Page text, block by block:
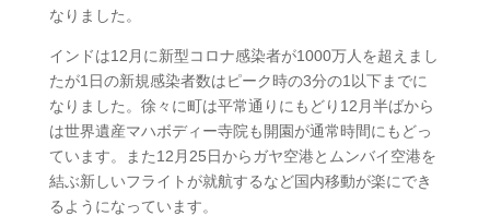
なりました。
インドは12月に新型コロナ感染者が1000万人を超えまし
たが1日の新規感染者数はピーク時の3分の1以下までに
なりました。徐々に町は平常通りにもどり12月半ばから
は世界遺産マハボディー寺院も開園が通常時間にもどっ
ています。また12月25日からガヤ空港とムンバイ空港を
結ぶ新しいフライトが就航するなど国内移動が楽にでき
るようになっています。